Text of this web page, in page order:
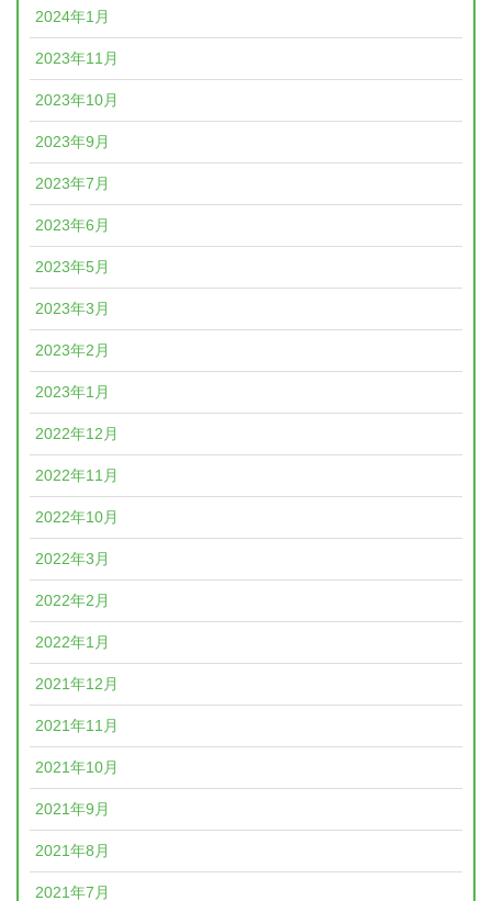
2024年1月
2023年11月
2023年10月
2023年9月
2023年7月
2023年6月
2023年5月
2023年3月
2023年2月
2023年1月
2022年12月
2022年11月
2022年10月
2022年3月
2022年2月
2022年1月
2021年12月
2021年11月
2021年10月
2021年9月
2021年8月
2021年7月